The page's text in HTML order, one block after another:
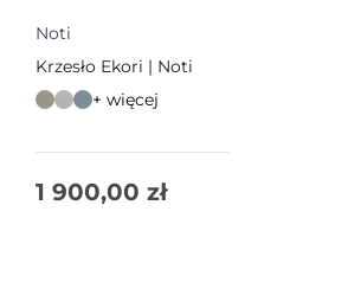
Noti
Krzesło Ekori | Noti
+ więcej
1 900,00 zł